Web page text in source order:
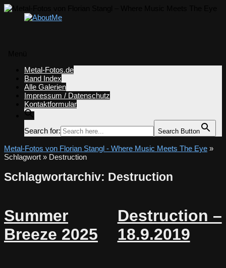
springen
Metal-Fotos.de
Band Index
Alle Galerien
Impressum / Datenschutz
Kontaktformular
Search for: Search Button
Metal-Fotos von Florian Stangl - Where Music Meets The Eye »
Schlagwort » Destruction
Schlagwortarchiv: Destruction
Summer
Breeze 2025
Destruction –
18.9.2019